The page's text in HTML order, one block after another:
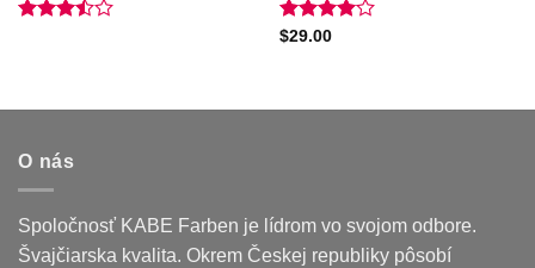
Rated
$29.00
O nás
Spoločnosť KABE Farben je lídrom vo svojom odbore.
Švajčiarska kvalita. Okrem Českej republiky pôsobí